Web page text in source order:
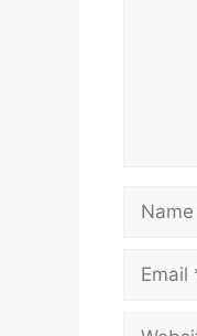
Name
Email
Website